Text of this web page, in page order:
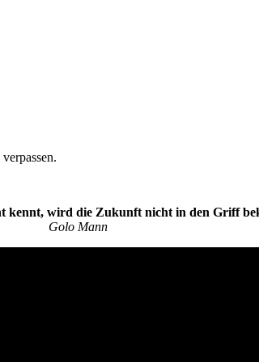
kennt, wird die Zukunft nicht in den Griff
Golo Mann